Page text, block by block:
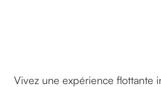
Vivez une expérience flottante